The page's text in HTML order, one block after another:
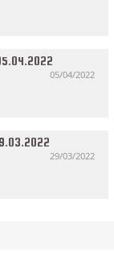
05/04/2022
29/03/2022